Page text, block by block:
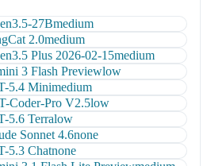
27Bmedium
2.0medium
Plus 2026-02-15medium
3 Flash Previewlow
5.4 Minimedium
Coder-Pro V2.5low
5.6 Terralow
Sonnet 4.6none
5.3 Chatnone